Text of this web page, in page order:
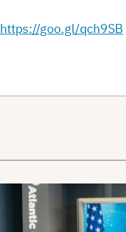
https://goo.gl/qch9SB